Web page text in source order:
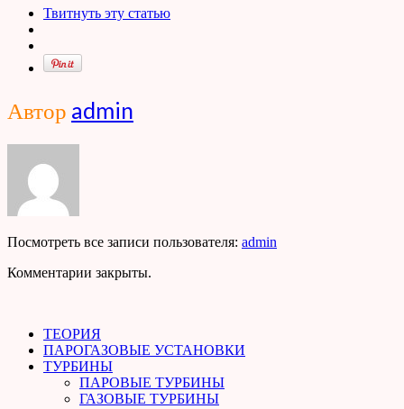
Твитнуть эту статью
Автор admin
Посмотреть все записи пользователя: admin
Комментарии закрыты.
ТЕОРИЯ
ПАРОГАЗОВЫЕ УСТАНОВКИ
ТУРБИНЫ
ПАРОВЫЕ ТУРБИНЫ
ГАЗОВЫЕ ТУРБИНЫ